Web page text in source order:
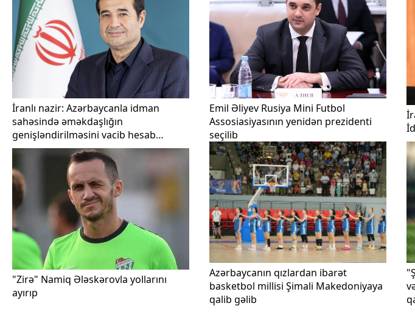
İranlı nazir: Azərbaycanla idman
sahəsində əməkdaşlığın
genişləndirilməsini vacib hesab
edirəm
Emil Əliyev Rusiya Mini Futbol
Assosiasiyasının yenidən prezidenti
seçilib
"Zirə" Namiq Ələskərovla yollarını
ayırıp
Azərbaycanın qızlardan ibarət
basketbol millisi Şimali Makedoniyaya
qalib gəlib